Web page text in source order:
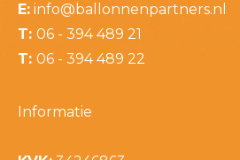
E: info@ballonnenpartners.nl
T: 06 - 394 489 21
T: 06 - 394 489 22
Informatie